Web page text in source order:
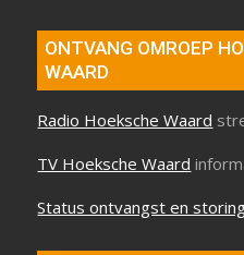
ONTVANG OMROEP
WAARD
Radio Hoeksche Waard
TV Hoeksche Waard
Status ontvangst en